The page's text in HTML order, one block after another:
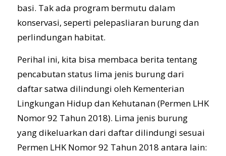
basi. Tak ada program bermutu dalam
konservasi, seperti pelepasliaran burung dan
perlindungan habitat.
Perihal ini, kita bisa membaca berita tentang
pencabutan status lima jenis burung dari
daftar satwa dilindungi oleh Kementerian
Lingkungan Hidup dan Kehutanan (Permen LHK
Nomor 92 Tahun 2018). Lima jenis burung
yang dikeluarkan dari daftar dilindungi sesuai
Permen LHK Nomor 92 Tahun 2018 antara lain: